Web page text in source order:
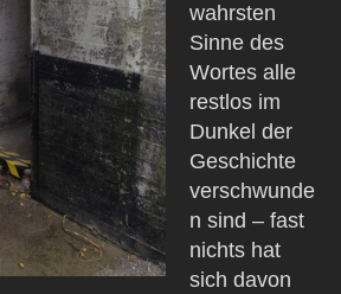
wahrsten
Sinne des
Wortes alle
restlos im
Dunkel der
Geschichte
verschwunde
n sind – fast
nichts hat
sich davon